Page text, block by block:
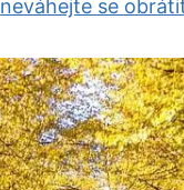
neváhejte se